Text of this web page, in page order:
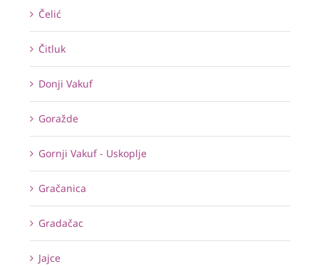
Čelić
Čitluk
Donji Vakuf
Goražde
Gornji Vakuf - Uskoplje
Gračanica
Gradačac
Jajce